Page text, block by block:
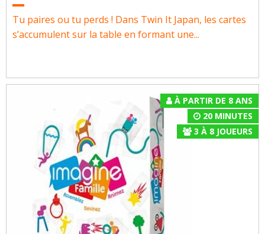
Tu paires ou tu perds ! Dans Twin It Japan, les cartes
s’accumulent sur la table en formant une...
À PARTIR DE 8 ANS
20 MINUTES
3 À 8JOUEURS